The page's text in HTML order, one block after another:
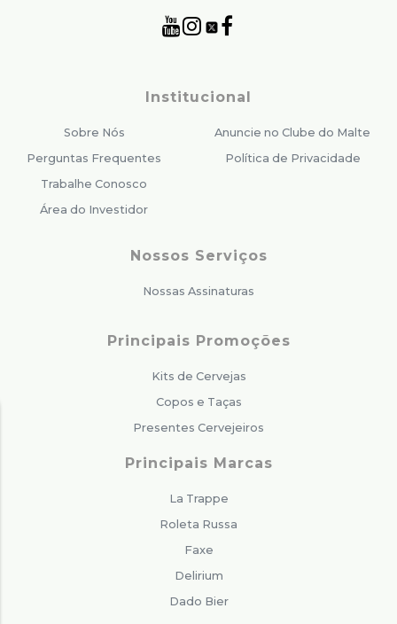
Institucional
Sobre Nós
Perguntas Frequentes
Trabalhe Conosco
Área do Investidor
Anuncie no Clube do Malte
Política de Privacidade
Nossos Serviços
Nossas Assinaturas
Principais Promoções
Kits de Cervejas
Copos e Taças
Presentes Cervejeiros
Principais Marcas
La Trappe
Roleta Russa
Faxe
Delirium
Dado Bier